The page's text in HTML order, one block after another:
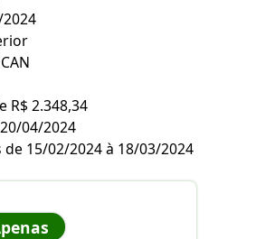
R$ 2.348,34
04/2024
15/02/2024 à 18/03/2024